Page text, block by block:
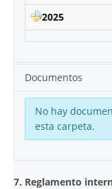
2025
Documentos
No hay
esta carpeta.
7. Reglamento